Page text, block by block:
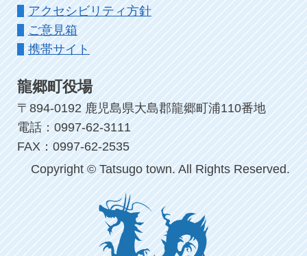
アクセシビリティ方針
ご意見箱
携帯サイト
龍郷町役場
〒894-0192 鹿児島県大島郡龍郷町浦110番地
電話：0997-62-3111
FAX：0997-62-2535
Copyright © Tatsugo town. All Rights Reserved.